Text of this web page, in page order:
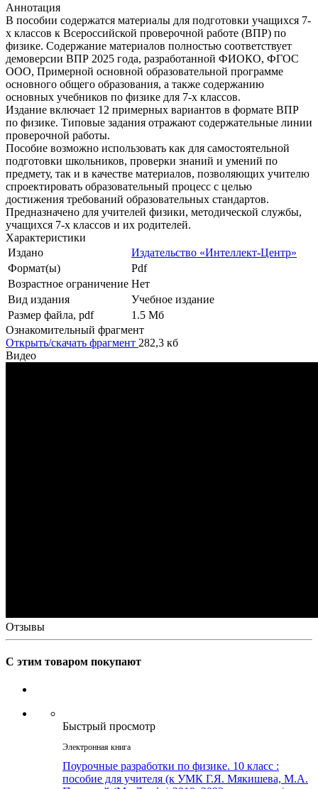
Аннотация
В пособии содержатся материалы для подготовки учащихся 7-
х классов к Всероссийской проверочной работе (ВПР) по
физике. Содержание материалов полностью соответствует
демоверсии ВПР 2025 года, разработанной ФИОКО, ФГОС
ООО, Примерной основной образовательной программе
основного общего образования, а также содержанию
основных учебников по физике для 7-х классов.
Издание включает 12 примерных вариантов в формате ВПР
по физике. Типовые задания отражают содержательные линии
проверочной работы.
Пособие возможно использовать как для самостоятельной
подготовки школьников, проверки знаний и умений по
предмету, так и в качестве материалов, позволяющих учителю
спроектировать образовательный процесс с целью
достижения требований образовательных стандартов.
Предназначено для учителей физики, методической службы,
учащихся 7-х классов и их родителей.
Характеристики
Издано
Издательство «Интеллект-Центр»
Формат(ы)
Pdf
Возрастное ограничение Нет
Вид издания
Учебное издание
Размер файла, pdf
1.5 Mб
Ознакомительный фрагмент
Открыть/скачать фрагмент 282,3 кб
Видео
Отзывы
С этим товаром покупают
Быстрый просмотр
Электронная книга
Поурочные разработки по физике. 10 класс :
пособие для учителя (к УМК Г.Я. Мякишева, М.А.